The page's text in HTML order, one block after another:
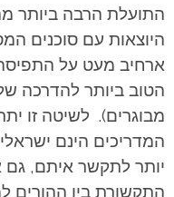
התועלת הרבה ביותר
היוצאות עם סוכנים
ארחיב מעט על
הטוב ביותר להדרכה
מבוגרים). לשיטה זו
המדריכים הינם
יותר לתקשר איתם,
התקשורת בין ההורים